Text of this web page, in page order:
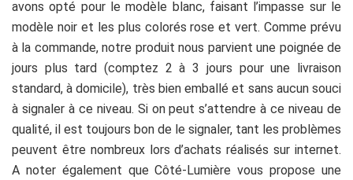
avons opté pour le modèle blanc, faisant l’impasse sur le
modèle noir et les plus colorés rose et vert. Comme prévu
à la commande, notre produit nous parvient une poignée de
jours plus tard (comptez 2 à 3 jours pour une livraison
standard, à domicile), très bien emballé et sans aucun souci
à signaler à ce niveau. Si on peut s’attendre à ce niveau de
qualité, il est toujours bon de le signaler, tant les problèmes
peuvent être nombreux lors d’achats réalisés sur internet.
A noter également que Côté-Lumière vous propose une